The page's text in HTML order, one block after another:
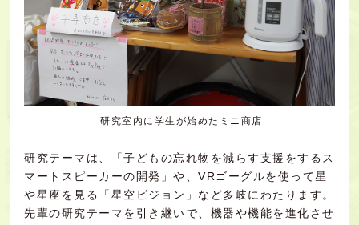
研究室内に学生が始めたミニ商店
研究テーマは、「子どもの忘れ物を減らす支援をするス
マートスピーカーの開発」や、VRゴーグルを使って星
や星座を見る「星空ビジョン」など多岐にわたります。
先輩の研究テーマを引き継いで、機器や機能を進化させ